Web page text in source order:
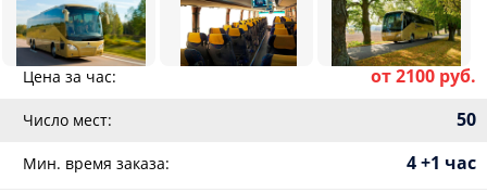
Цена за час: от 2100 руб.
Число мест: 50
Мин. время заказа: 4 +1 час